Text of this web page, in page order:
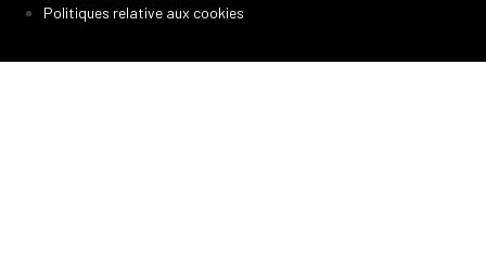
Politiques relative aux cookies